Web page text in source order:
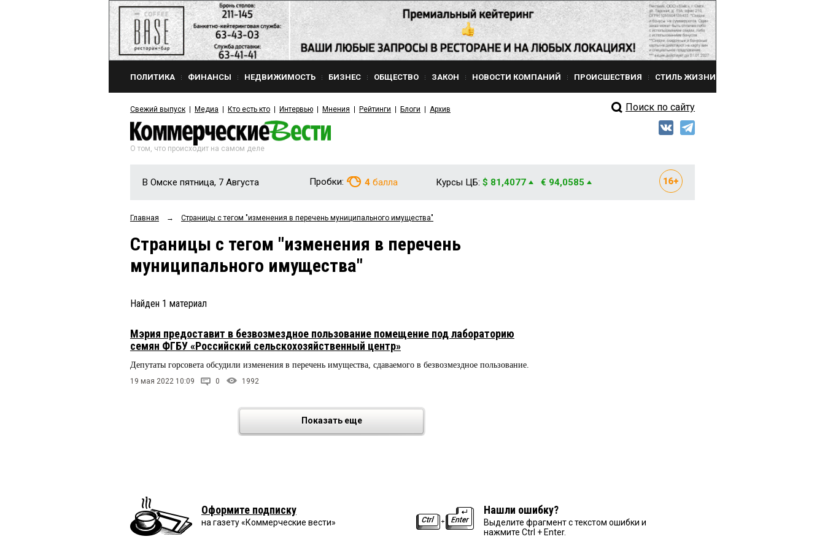
ПОЛИТИКА ФИНАНСЫ НЕДВИЖИМОСТЬ БИЗНЕС ОБЩЕСТВО ЗАКОН НОВОСТИ КОМПАНИЙ ПРОИСШЕСТВИЯ СТИЛЬ ЖИЗНИ
Свежий выпуск Медиа Кто есть кто Интервью Мнения Рейтинги Блоги Архив Поиск по сайту
О том, что происходит на самом деле
В Омске пятница, 7 Августа Пробки: 4 балла Курсы ЦБ: $ 81,4077 € 94,0585
Главная → Страницы c тегом "изменения в перечень муниципального имущества"
Страницы c тегом "изменения в перечень
муниципального имущества"
Найден 1 материал
Мэрия предоставит в безвозмездное пользование помещение под лабораторию
семян ФГБУ «Российский сельскохозяйственный центр»
Депутаты горсовета обсудили изменения в перечень имущества, сдаваемого в безвозмездное пользование.
19 мая 2022 10:09 0 1992
Показать еще
Оформите подписку
на газету «Коммерческие вести»
Нашли ошибку?
Выделите фрагмент с текстом ошибки и
нажмите Ctrl + Enter.